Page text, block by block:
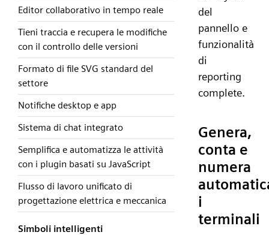
Editor collaborativo in tempo reale
Tieni traccia e recupera le modifiche
con il controllo delle versioni
Formato di file SVG standard del
settore
Notifiche desktop e app
Sistema di chat integrato
Semplifica e automatizza le attività
con i plugin basati su JavaScript
Flusso di lavoro unificato di
progettazione elettrica e meccanica
Simboli intelligenti
del
pannello e
funzionalità
di
reporting
complete.
Genera,
conta e
numera
i
terminali